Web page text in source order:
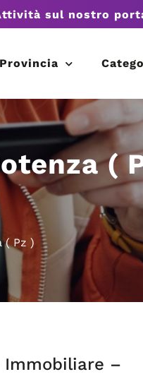
sul nostro
Provincia
(
( Pz )
–